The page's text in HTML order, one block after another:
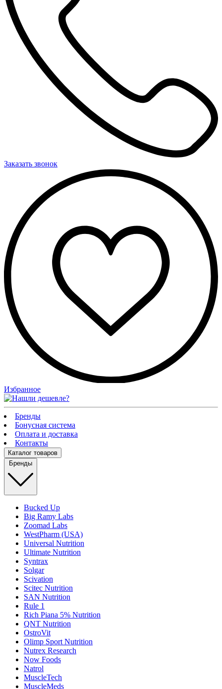
Заказать звонок
Избранное
Бренды
Бонусная система
Оплата и доставка
Контакты
Каталог товаров
Бренды
Bucked Up
Big Ramy Labs
Zoomad Labs
WestPharm (USA)
Universal Nutrition
Ultimate Nutrition
Syntrax
Solgar
Scivation
Scitec Nutrition
SAN Nutrition
Rule 1
Rich Piana 5% Nutrition
QNT Nutrition
OstroVit
Olimp Sport Nutrition
Nutrex Research
Now Foods
Natrol
MuscleTech
MuscleMeds